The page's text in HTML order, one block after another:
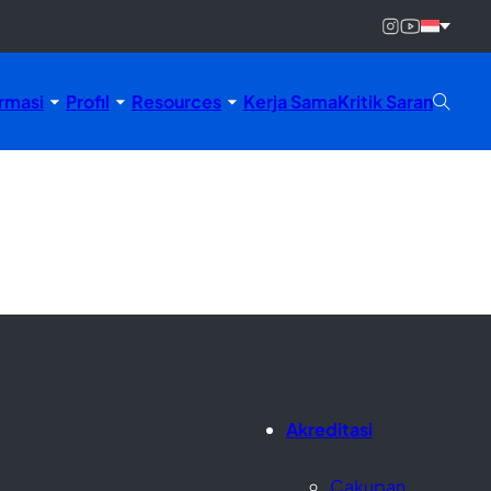
Profil Resources Kerja SamaKritik Saran
Akreditasi
Cakupan